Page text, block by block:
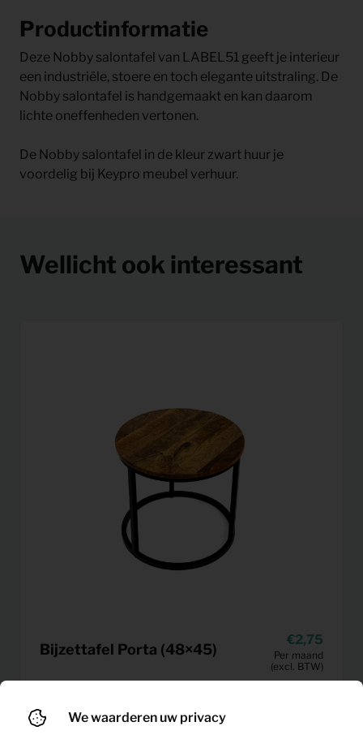
Productinformatie
Deze Nobby salontafel van LABEL51 geeft je interieur
een industriële, stoere en toch elegante uitstraling. De
Nobby salontafel is handgemaakt en kan daarom
lichte oneffenheden vertonen.
De Nobby salontafel in de kleur zwart huur je
voordelig bij Keypro meubel verhuur.
Wellicht ook interessant
Bijzettafel Porta (48×45)
2,75
Per maand
(excl. BTW)
We waarderen uw privacy